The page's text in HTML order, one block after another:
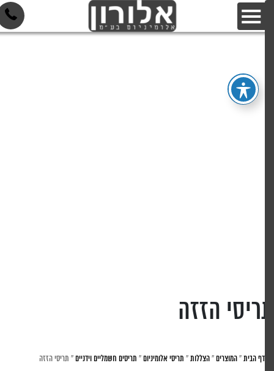
הזזה
דף הבית»המוצרים»הצללות»תריסי אלומיניום»תריסים חשמליים וידניים»תריסי הזזה